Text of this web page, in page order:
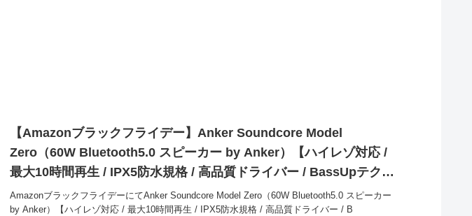
【Amazonブラックフライデー】Anker Soundcore Model
Zero（60W Bluetooth5.0 スピーカー by Anker）【ハイレゾ対応 /
最大10時間再生 / IPX5防水規格 / 高品質ドライバー / BassUpテクノ
ロジー】 が10800円とお買い得！
AmazonブラックフライデーにてAnker Soundcore Model Zero（60W Bluetooth5.0 スピーカー
by Anker）【ハイレゾ対応 / 最大10時間再生 / IPX5防水規格 / 高品質ドライバー / B